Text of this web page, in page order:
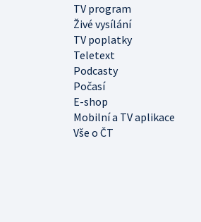
TV program
Živé vysílání
TV poplatky
Teletext
Podcasty
Počasí
E-shop
Mobilní a TV aplikace
Vše o ČT